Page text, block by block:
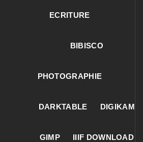
ECRITURE
BIBISCO
PHOTOGRAPHIE
DARKTABLE DIGIKAM
GIMP IIIF DOWNLOAD